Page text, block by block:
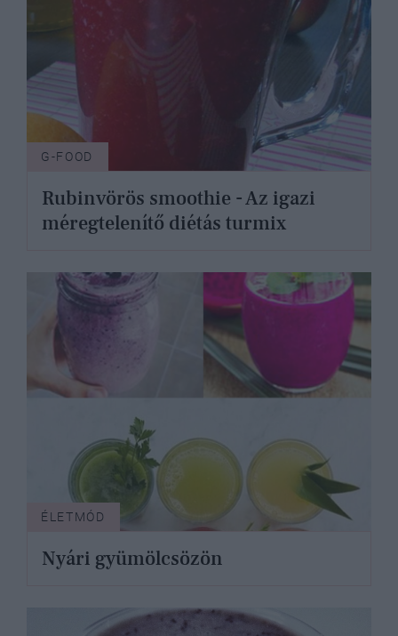
G-FOOD
Rubinvörös smoothie - Az igazi
méregtelenítő diétás turmix
ÉLETMÓD
Nyári gyümölcsözön